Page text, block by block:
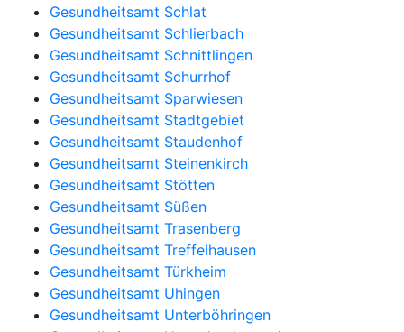
Gesundheitsamt Schlat
Gesundheitsamt Schlierbach
Gesundheitsamt Schnittlingen
Gesundheitsamt Schurrhof
Gesundheitsamt Sparwiesen
Gesundheitsamt Stadtgebiet
Gesundheitsamt Staudenhof
Gesundheitsamt Steinenkirch
Gesundheitsamt Stötten
Gesundheitsamt Süßen
Gesundheitsamt Trasenberg
Gesundheitsamt Treffelhausen
Gesundheitsamt Türkheim
Gesundheitsamt Uhingen
Gesundheitsamt Unterböhringen